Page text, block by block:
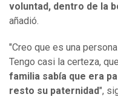
voluntad, dentro de la
añadió.
"Creo que es una
Tengo casi la certeza, que
familia sabía que era
resto su paternidad",